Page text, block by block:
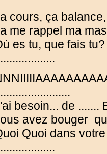
cours, ça
me rappel ma
es tu, que fais tu?
besoin... de .......
avez bouger
Quoi dans